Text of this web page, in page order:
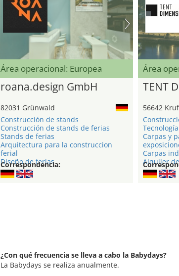
Área operacional: Europea
roana.design GmbH
82031 Grünwald
Construcción de stands
Construcción de stands de ferias
Stands de ferias
Arquitectura para la construccion
ferial
Diseño de ferias
Correspondencia:
Área
TENT
56642
Carpas y
Carpas
Alquiler
¿Con qué frecuencia se lleva a cabo la Babydays?
La Babydays se realiza anualmente.